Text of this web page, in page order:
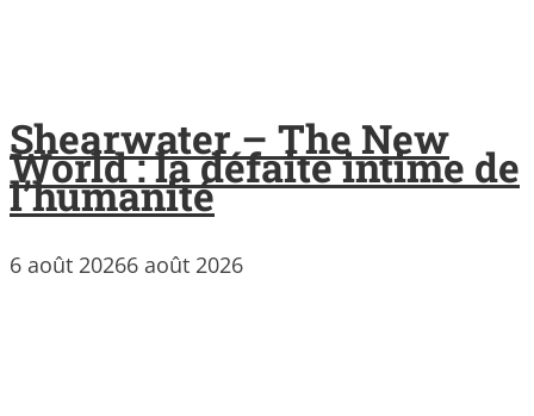
Shearwater – The New
World : la défaite intime de
l’humanité
6 août 20266 août 2026